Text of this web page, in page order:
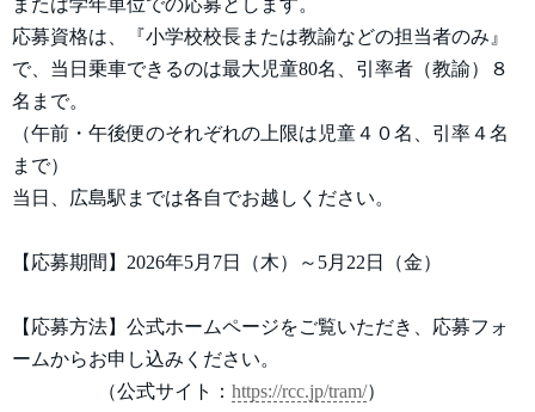
または学年単位での応募とします。
応募資格は、『小学校校長または教諭などの担当者のみ』
で、当日乗車できるのは最大児童80名、引率者（教諭）８
名まで。
（午前・午後便のそれぞれの上限は児童４０名、引率４名
まで）
当日、広島駅までは各自でお越しください。
【応募期間】2026年5月7日（木）～5月22日（金）
【応募方法】公式ホームページをご覧いただき、応募フォ
ームからお申し込みください。
（公式サイト： https://rcc.jp/tram/）